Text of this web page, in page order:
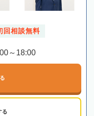
回相談無料
～18:00
る